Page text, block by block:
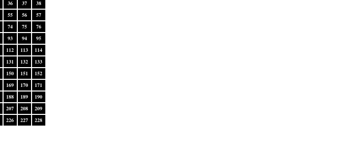
36 37
38
55 56
57
74 75
76
93 94
95
112 113
114
131 132
133
150 151
152
169 170
171
188 189
190
207 208
209
226 227
228